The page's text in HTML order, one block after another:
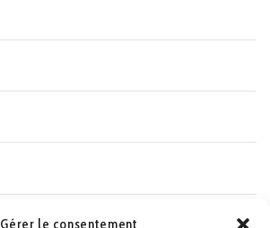
Gérer le consentement